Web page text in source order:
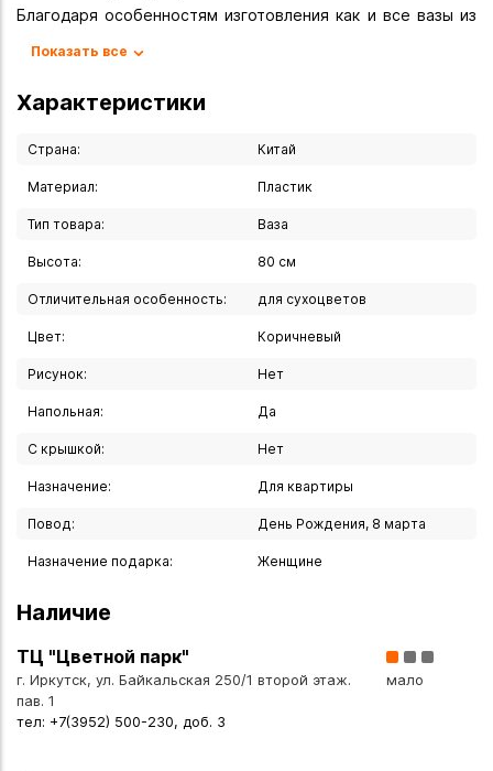
Благодаря особенностям изготовления как и все вазы из
предназначена для сухоцветов, искусственных цветов,
цветочных композиций, украшения и декора интерьера.
Ваза напольная будет отличным подарком на новоселье,
бабушке. Тепла уюта и приятных впечатлений!
указанных ниже магазинах в Иркутске и в Ангарске, а
также сделать заказ в интернет-магазине с доставкой
всей России.
Показать все
Характеристики
Страна: Китай
Материал: Пластик
Тип товара: Ваза
Высота: 80 см
Отличительная особенность: для сухоцветов
Цвет: Коричневый
Рисунок: Нет
Напольная: Да
С крышкой: Нет
Назначение: Для квартиры
Повод: День Рождения, 8 марта
Назначение подарка: Женщине
Наличие
ТЦ "Цветной парк"
г. Иркутск, ул. Байкальская 250/1 второй этаж.
пав. 1
тел: +7(3952) 500-230, доб. 3
мало